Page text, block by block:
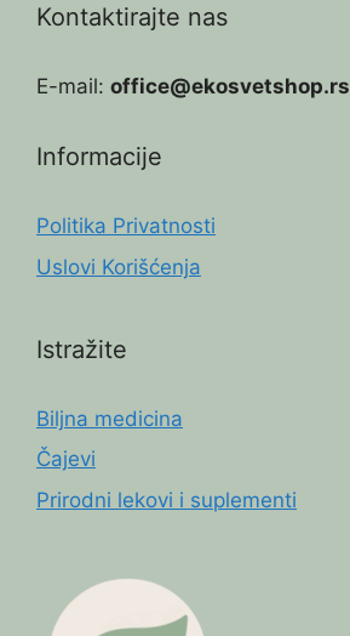
Kontaktirajte nas
E-mail: office@ekosvetshop.rs
Informacije
Politika Privatnosti
Uslovi Korišćenja
Istražite
Biljna medicina
Čajevi
Prirodni lekovi i suplementi